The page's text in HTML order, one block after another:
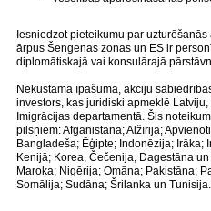
Iesniedzot pieteikumu par
ārpus Šengenas zonas un ES ir
diplomātiskajā vai konsulārajā
Nekustamā īpašuma, akciju
investors, kas juridiski apmeklē
Imigrācijas departamentā. Šis
pilsņiem: Afganistāna; Alžīrija;
Bangladeša; Ēģipte; Indonēzija; Irāka;
Kenijā; Korea, Čečenija, Dagestāna
Maroka; Nigērija; Omāna; Pakistāna;
Somālija; Sudāna; Šrilanka un Tunisija.